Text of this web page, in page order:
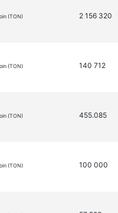
(TON) 2 156 320
(TON) 140 712
(TON) 455.085
(TON) 100 000